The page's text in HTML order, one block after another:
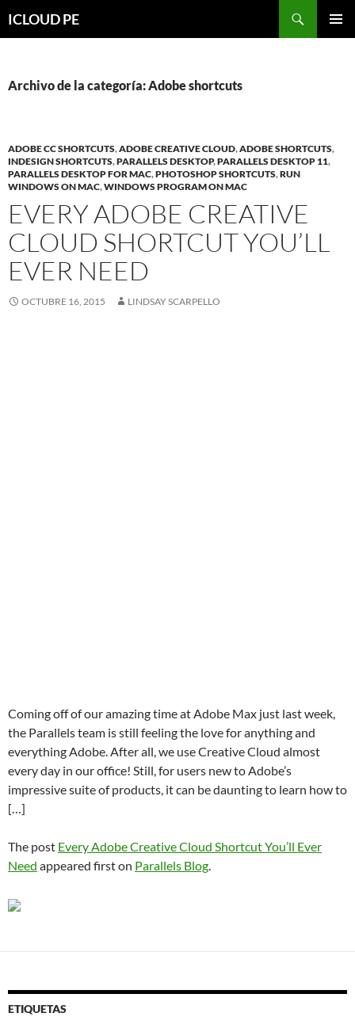
hacia
ICLOUD PE
Archivo de la categoría: Adobe shortcuts
ADOBE CC SHORTCUTS,ADOBE CREATIVE CLOUD,ADOBE SHORTCUTS,
INDESIGN SHORTCUTS,PARALLELS DESKTOP,PARALLELS DESKTOP 11,
PARALLELS DESKTOP FOR MAC,PHOTOSHOP SHORTCUTS,RUN
WINDOWS ON MAC,WINDOWS PROGRAM ON MAC
EVERY ADOBE CREATIVE
CLOUD SHORTCUT YOU’LL
EVER NEED
OCTUBRE 16, 2015 LINDSAY SCARPELLO
Coming off of our amazing time at Adobe Max just last week,
the Parallels team is still feeling the love for anything and
everything Adobe. After all, we use Creative Cloud almost
every day in our office! Still, for users new to Adobe’s
impressive suite of products, it can be daunting to learn how to
[…]
The post Every Adobe Creative Cloud Shortcut You’ll Ever
Need appeared first on Parallels Blog.
ETIQUETAS